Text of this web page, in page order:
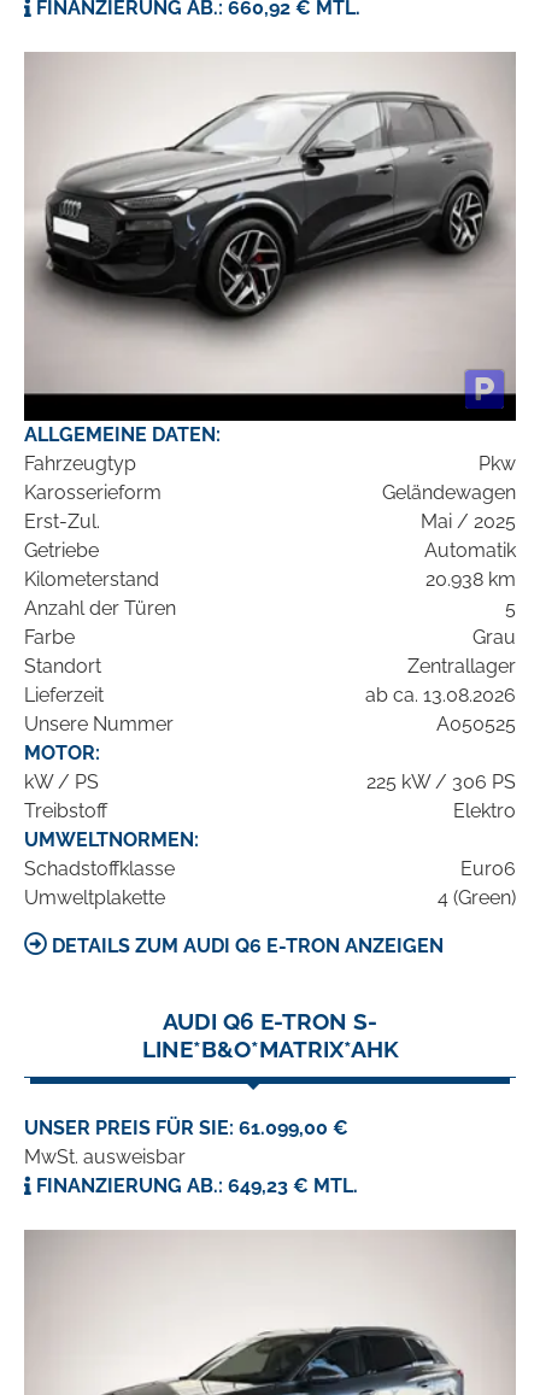
FINANZIERUNG AB.: 660,92 € MTL.
ALLGEMEINE DATEN:
Fahrzeugtyp
Pkw
Karosserieform
Geländewagen
Erst-Zul.
Mai / 2025
Getriebe
Automatik
Kilometerstand
20.938 km
Anzahl der Türen
5
Farbe
Grau
Standort
Zentrallager
Lieferzeit
ab ca. 13.08.2026
Unsere Nummer
A050525
MOTOR:
kW / PS
225 kW / 306 PS
Treibstoff
Elektro
UMWELTNORMEN:
Schadstoffklasse
Euro6
Umweltplakette
4 (Green)
DETAILS ZUM AUDI Q6 E-TRON ANZEIGEN
AUDI Q6 E-TRON S-
LINE*B&O*MATRIX*AHK
UNSER PREIS FÜR SIE: 61.099,00 €
MwSt. ausweisbar
FINANZIERUNG AB.: 649,23 € MTL.